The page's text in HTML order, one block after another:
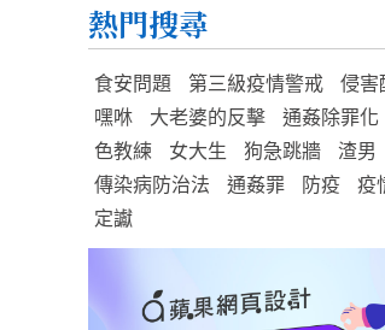
熱門搜尋
食安問題 第三級疫情警戒
侵害
嘿咻
大老婆的反擊 通姦除罪化
色教練
女大生 狗急跳牆 渣男
傳染病防治法
通姦罪 防疫 疫
定讞